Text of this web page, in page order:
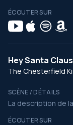
ÉCOUTER SUR
Hey Santa Claus
The Chesterfield
SCÈNE / DÉTAILS
La description de
ÉCOUTER SUR